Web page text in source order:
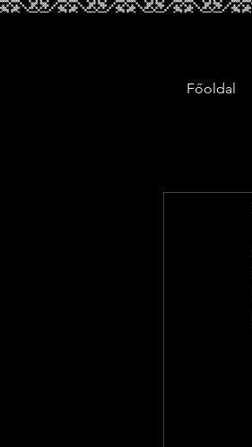
Főoldal